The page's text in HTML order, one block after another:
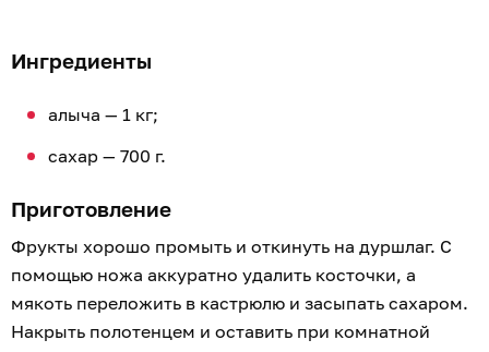
Ингредиенты
алыча — 1 кг;
сахар — 700 г.
Приготовление
Фрукты хорошо промыть и откинуть на дуршлаг. С
помощью ножа аккуратно удалить косточки, а
мякоть переложить в кастрюлю и засыпать сахаром.
Накрыть полотенцем и оставить при комнатной